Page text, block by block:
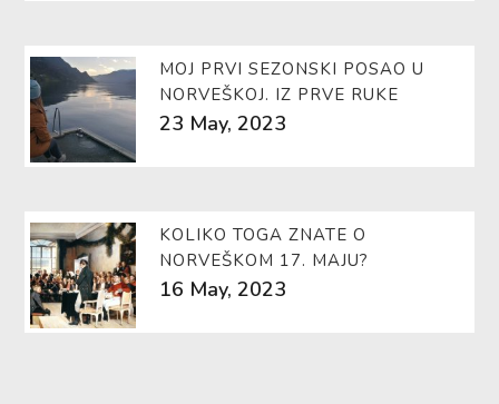
MOJ PRVI SEZONSKI POSAO U
NORVEŠKOJ. IZ PRVE RUKE
23 May, 2023
KOLIKO TOGA ZNATE O
NORVEŠKOM 17. MAJU?
16 May, 2023